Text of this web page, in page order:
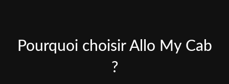
Pourquoi choisir Allo My Cab
?